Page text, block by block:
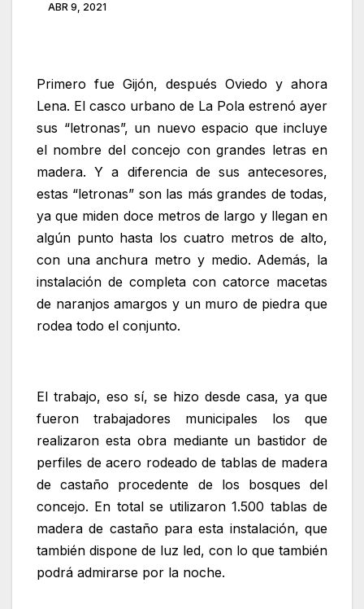
ABR 9, 2021
Primero fue Gijón, después Oviedo y ahora
Lena. El casco urbano de La Pola estrenó ayer
sus “letronas”, un nuevo espacio que incluye
el nombre del concejo con grandes letras en
madera. Y a diferencia de sus antecesores,
estas “letronas” son las más grandes de todas,
ya que miden doce metros de largo y llegan en
algún punto hasta los cuatro metros de alto,
con una anchura metro y medio. Además, la
instalación de completa con catorce macetas
de naranjos amargos y un muro de piedra que
rodea todo el conjunto.
El trabajo, eso sí, se hizo desde casa, ya que
fueron trabajadores municipales los que
realizaron esta obra mediante un bastidor de
perfiles de acero rodeado de tablas de madera
de castaño procedente de los bosques del
concejo. En total se utilizaron 1.500 tablas de
madera de castaño para esta instalación, que
también dispone de luz led, con lo que también
podrá admirarse por la noche.